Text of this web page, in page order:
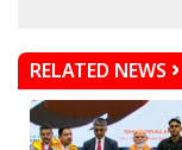
RELATED NEWS